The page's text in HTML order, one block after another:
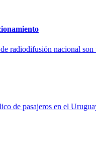
radiodifusión nacional
de pasajeros en el